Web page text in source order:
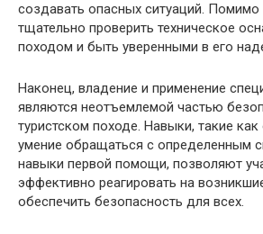
создавать опасных ситуаций. Помимо
тщательно проверить техническое
походом и быть уверенными в его
Наконец, владение и применение
являются неотъемлемой частью
туристском походе. Навыки, такие как
умение обращаться с определенным
навыки первой помощи, позволяют
эффективно реагировать на
обеспечить безопасность для всех.